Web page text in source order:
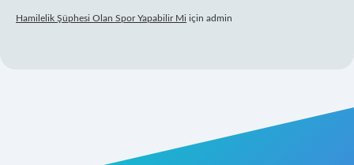
Hamilelik Şüphesi Olan Spor Yapabilir Mi için admin